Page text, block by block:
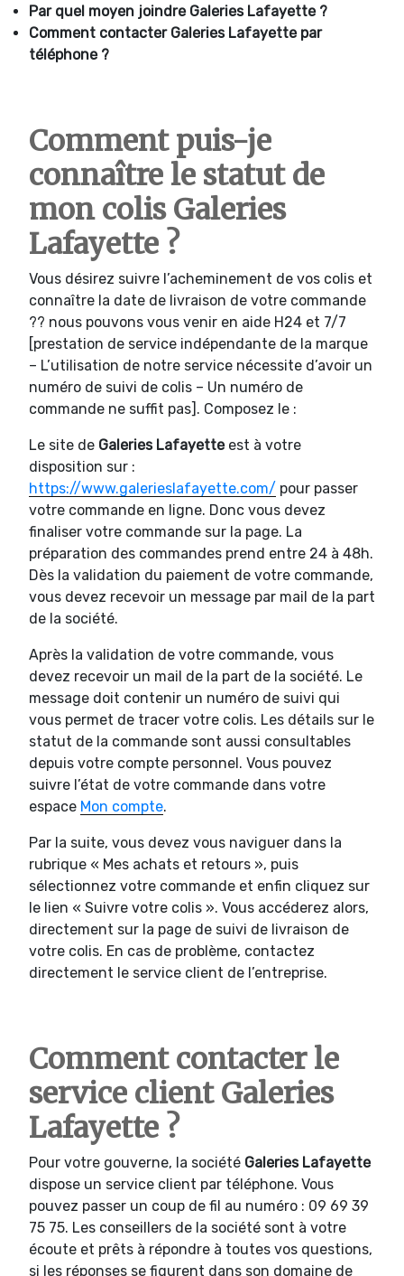
Par quel moyen joindre Galeries Lafayette ?
Comment contacter Galeries Lafayette par
téléphone ?
Comment puis-je
connaître le statut de
mon colis Galeries
Lafayette ?
Vous désirez suivre l’acheminement de vos colis et
connaître la date de livraison de votre commande
?? nous pouvons vous venir en aide H24 et 7/7
[prestation de service indépendante de la marque
– L’utilisation de notre service nécessite d’avoir un
numéro de suivi de colis – Un numéro de
commande ne suffit pas]. Composez le :
Le site de Galeries Lafayette est à votre
disposition sur :
https://www.galerieslafayette.com/ pour passer
votre commande en ligne. Donc vous devez
finaliser votre commande sur la page. La
préparation des commandes prend entre 24 à 48h.
Dès la validation du paiement de votre commande,
vous devez recevoir un message par mail de la part
de la société.
Après la validation de votre commande, vous
devez recevoir un mail de la part de la société. Le
message doit contenir un numéro de suivi qui
vous permet de tracer votre colis. Les détails sur le
statut de la commande sont aussi consultables
depuis votre compte personnel. Vous pouvez
suivre l’état de votre commande dans votre
espace Mon compte.
Par la suite, vous devez vous naviguer dans la
rubrique « Mes achats et retours », puis
sélectionnez votre commande et enfin cliquez sur
le lien « Suivre votre colis ». Vous accéderez alors,
directement sur la page de suivi de livraison de
votre colis. En cas de problème, contactez
directement le service client de l’entreprise.
Comment contacter le
service client Galeries
Lafayette ?
Pour votre gouverne, la société Galeries Lafayette
dispose un service client par téléphone. Vous
pouvez passer un coup de fil au numéro : 09 69 39
75 75. Les conseillers de la société sont à votre
écoute et prêts à répondre à toutes vos questions,
si les réponses se figurent dans son domaine de